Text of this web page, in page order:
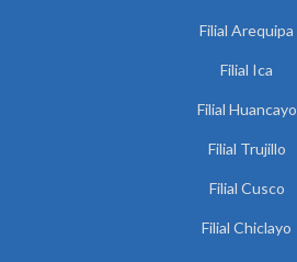
Filial Arequipa
Filial Ica
Filial Huancayo
Filial Trujillo
Filial Cusco
Filial Chiclayo